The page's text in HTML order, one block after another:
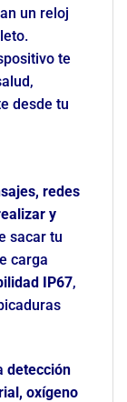
un reloj
te
desde tu
redes
y
sacar tu
carga
IP67,
detección
oxígeno